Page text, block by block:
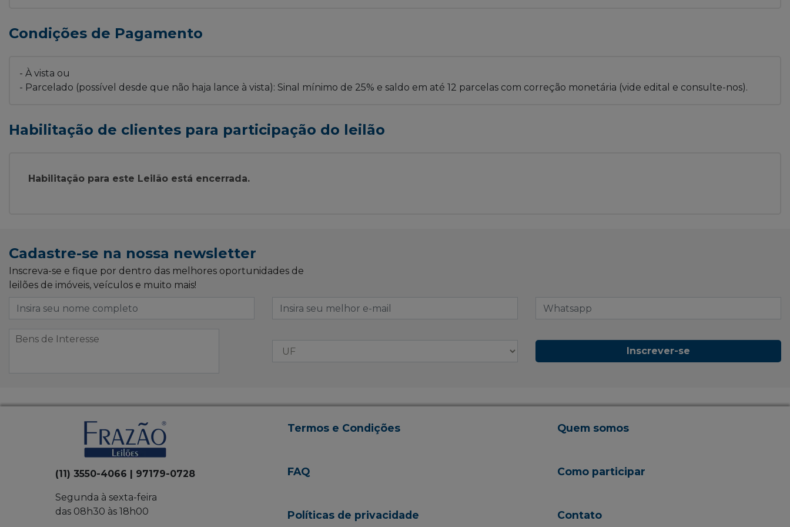
Condições de Pagamento
- À vista ou
- Parcelado (possível desde que não haja lance à vista): Sinal mínimo de 25% e saldo em até 12 parcelas com correção monetária (vide edital e consulte-nos).
Habilitação de clientes para participação do leilão
Habilitação para este Leilão está encerrada.
Cadastre-se na nossa newsletter
Inscreva-se e fique por dentro das melhores oportunidades de
leilões de imóveis, veículos e muito mais!
Inscrever-se
(11) 3550-4066 | 97179-0728
Segunda à sexta-feira
das 08h30 às 18h00
Termos e Condições
FAQ
Políticas de privacidade
Quem somos
Como participar
Contato